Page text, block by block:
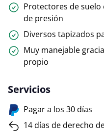
Protectores de suelo
de presión
Diversos tapizados
Muy manejable
propio
Servicios
Pagar a los 30 días
14 días de derecho